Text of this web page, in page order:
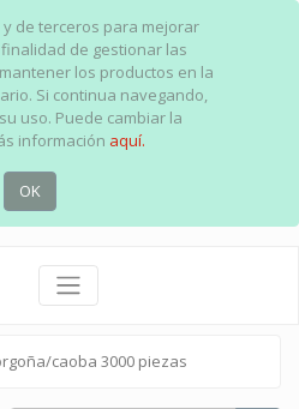
de terceros para mejorar
de gestionar las
los productos en la
Si continua navegando,
uso. Puede cambiar la
información aquí.
OK
caoba 3000 piezas